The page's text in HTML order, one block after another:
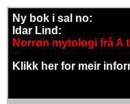
Ny bok i sal no:
Idar Lind:
Norrøn mytologi frå A
Klikk her for meir